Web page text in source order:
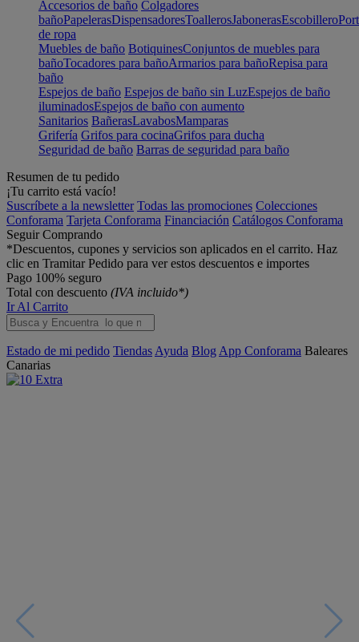
Accesorios de baño Colgadores
bañoPapelerasDispensadoresToallerosJabonerasEscobillero
de ropa
Muebles de baño BotiquinesConjuntos de muebles para
bañoTocadores para bañoArmarios para bañoRepisa para
baño
Espejos de baño Espejos de baño sin LuzEspejos de baño
iluminadosEspejos de baño con aumento
Sanitarios BañerasLavabosMamparas
Grifería Grifos para cocinaGrifos para ducha
Seguridad de baño Barras de seguridad para baño
Resumen de tu pedido
¡Tu carrito está vacío!
Suscríbete a la newsletter Todas las promociones Colecciones
Conforama Tarjeta Conforama Financiación Catálogos Conforama
Seguir Comprando
*Descuentos, cupones y servicios son aplicados en el carrito. Haz
clic en Tramitar Pedido para ver estos descuentos e importes
Pago 100% seguro
Total con descuento (IVA incluido*)
Ir Al Carrito
Estado de mi pedido Tiendas Ayuda Blog App Conforama Baleares
Canarias